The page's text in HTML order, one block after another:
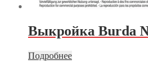
Выкройка Burda
Подробнее